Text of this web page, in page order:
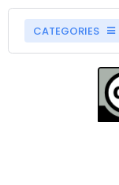
CATEGORIES